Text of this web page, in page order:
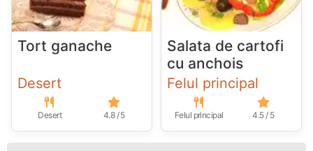
Tort ganache
Desert
Desert 4.8 / 5
Salata de cartofi
cu anchois
Felul principal
Felul principal 4.5 / 5